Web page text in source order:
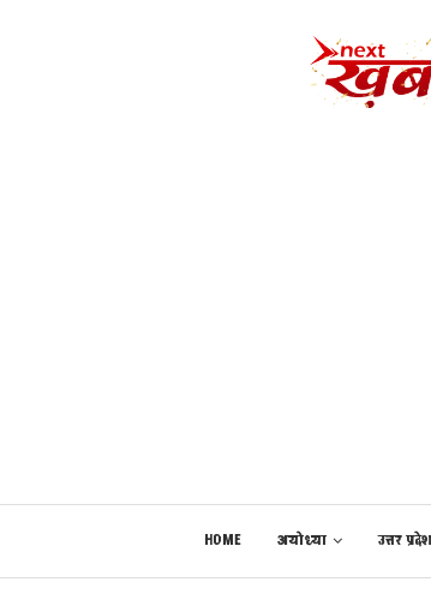
HOME अयोध्या उत्तर प्रदेश